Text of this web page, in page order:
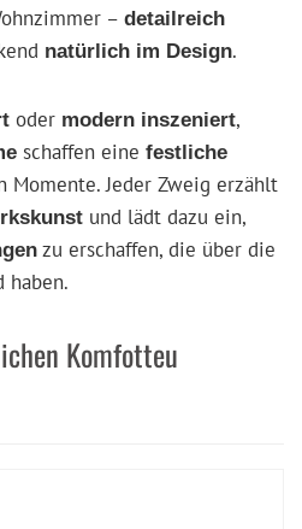
– detailreich
natürlich im Design.
oder modern inszeniert,
schaffen eine festliche
Momente. Jeder Zweig erzählt
und lädt dazu ein,
zu erschaffen, die über die
haben.
Komfotteu